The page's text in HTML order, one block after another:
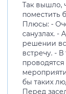
Так вышло,
поместить
Плюсы: -
санузлах. -
решении
встречу. -
бы таких
Перед